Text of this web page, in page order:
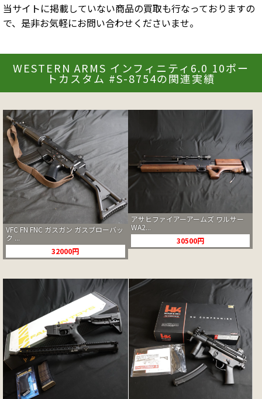
当サイトに掲載していない商品の買取も行なっておりますの
で、是非お気軽にお問い合わせくださいませ。
WESTERN ARMS インフィニティ6.0 10ポー
トカスタム #S-8754の関連実績
VFC FN FNC ガスガン ガスブローバッ
ク ...
32000円
アサヒファイアーアームズ ワルサー
WA2...
30500円